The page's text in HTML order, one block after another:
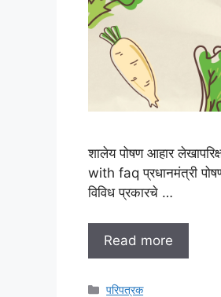
शालेय पोषण आहार
with faq प्रधानमंत्री
विविध प्रकारचे …
Read more
Categories
परिपत्रक